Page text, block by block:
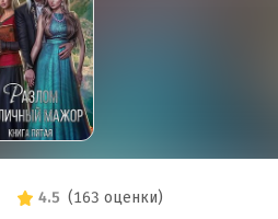
4.5 (163 оценки)